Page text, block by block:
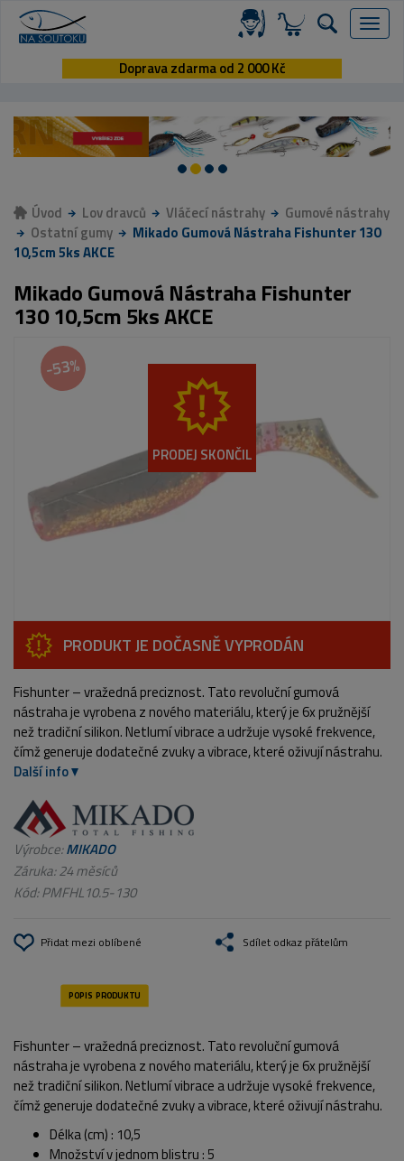
Menu
Doprava zdarma od 2 000 Kč
Úvod Lov dravců Vláčecí nástrahy
Gumové nástrahy
Ostatní gumy
Mikado Gumová Nástraha Fishunter 130
10,5cm 5ks AKCE
Mikado Gumová Nástraha Fishunter
130 10,5cm 5ks AKCE
-53%
PRODEJ SKONČIL
PRODUKT JE DOČASNĚ VYPRODÁN
Fishunter – vražedná preciznost. Tato revoluční gumová
nástraha je vyrobena z nového materiálu, který je 6x pružnější
než tradiční silikon. Netlumí vibrace a udržuje vysoké frekvence,
čímž generuje dodatečné zvuky a vibrace, které oživují nástrahu.
Další info
Výrobce:MIKADO
Záruka: 24 měsíců
Kód:PMFHL10.5-130
Přidat mezi oblíbené Sdílet odkaz přátelům
Fishunter – vražedná preciznost. Tato revoluční gumová
nástraha je vyrobena z nového materiálu, který je 6x pružnější
než tradiční silikon. Netlumí vibrace a udržuje vysoké frekvence,
čímž generuje dodatečné zvuky a vibrace, které oživují nástrahu.
Délka (cm) : 10,5
Množství v jednom blistru : 5